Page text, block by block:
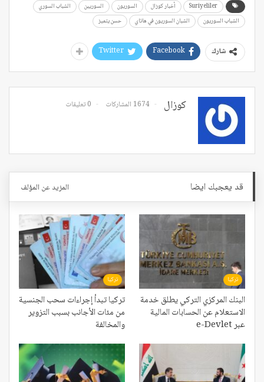
Suriyeliler أخبار كوزال السوريون السوريين
الشباب السوري
الشباب السوريون
الشبان السوريون في هاتاي حسن يتميز
شارك Facebook
Twitter
كوزال 1674 المشاركات 0 تعليقات
قد يعجبك ايضا المزيد عن المؤلف
تركيا
البنك المركزي التركي يطلق خدمة
الاستعلام عن الحسابات المالية
عبر e-Devlet
تركيا
تركيا تبدأ إجراءات سحب الجنسية
من مئات الأجانب بسبب التزوير
والمخالفة